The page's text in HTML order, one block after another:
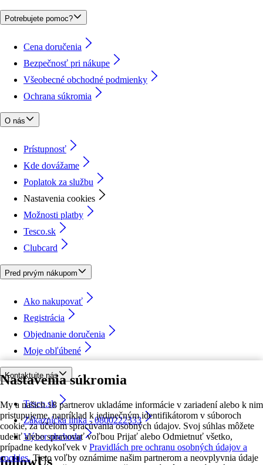
Nastavenia súkromia
My a našich 18 partnerov ukladáme informácie v zariadení alebo k nim
pristupujeme, napríklad k jedinečným identifikátorom v súboroch
cookie, za účelom spracúvania osobných údajov. Svoj súhlas môžete
udeliť alebo spravovať voľbou Prijať alebo Odmietnuť všetko,
prípadne kedykoľvek v Pravidlách pre ochranu osobných údajov a
cookies. Tieto voľby oznámime našim partnerom a neovplyvnia údaje
Potrebujete pomoc?
Cena doručenia
Bezpečnosť pri nákupe
Všeobecné obchodné podmienky
Ochrana súkromia
O nás
Prístupnosť
Kde dovážame
Poplatok za službu
Nastavenia cookies
Možnosti platby
Tesco.sk
Clubcard
Pred prvým nákupom
Ako nakupovať
Registrácia
Objednanie doručenia
Moje obľúbené
Kontaktujte nás
Tesco.sk
Zákaznícka linka - 0800222333
Výber obchodu
followUs